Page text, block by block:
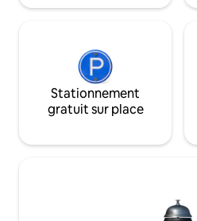
Stationnement
gratuit sur place